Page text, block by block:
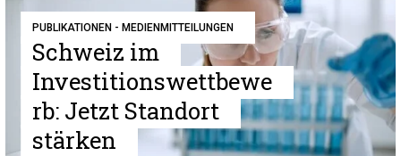
PUBLIKATIONEN - MEDIENMITTEILUNGEN
Schweiz im
Investitionswettbewe
rb: Jetzt Standort
stärken